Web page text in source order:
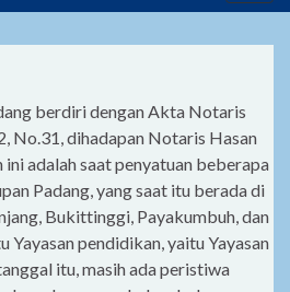
berdiri dengan Akta Notaris
No.31, dihadapan Notaris Hasan
adalah saat penyatuan beberapa
Padang, yang saat itu berada di
Bukittinggi, Payakumbuh, dan
Yayasan pendidikan, yaitu Yayasan
itu, masih ada peristiwa